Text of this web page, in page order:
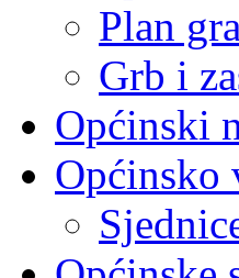
Plan
Grb i
Općinski
Općinsko